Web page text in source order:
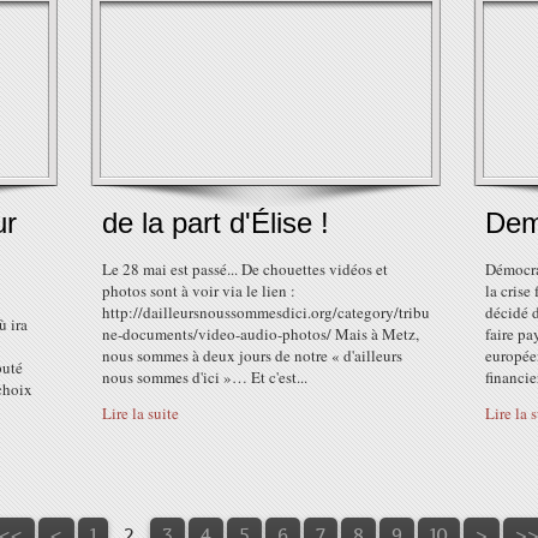
ira
de la part d'Élise !
Le 28 mai est passé... De chouettes vidéos et
photos sont à voir via le lien :
http://dailleursnoussommesdici.org/category/tribu
ne-documents/video-audio-photos/ Mais à Metz,
nous sommes à deux jours de notre « d'ailleurs
nous sommes d'ici »… Et c'est...
Lire la suite
la crise
décidé
faire
Lire la